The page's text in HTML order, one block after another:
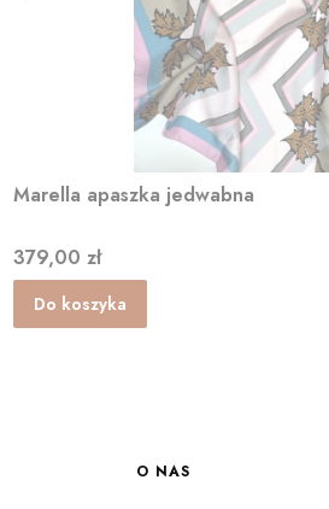
Marella apaszka jedwabna
Cena
379,00 zł
Do koszyka
Linki w stopce
O NAS